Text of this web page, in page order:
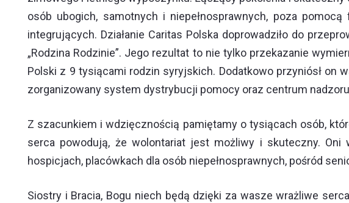
osób ubogich, samotnych i niepełnosprawnych, poza
integrujących. Działanie Caritas Polska doprowadziło do
„Rodzina Rodzinie”. Jego rezultat to nie tylko przekazanie
Polski z 9 tysiącami rodzin syryjskich. Dodatkowo przyniósł on
zorganizowany system dystrybucji pomocy oraz centrum
Z szacunkiem i wdzięcznością pamiętamy o tysiącach osób,
serca powodują, że wolontariat jest możliwy i skuteczny.
hospicjach, placówkach dla osób niepełnosprawnych, pośród
Siostry i Bracia, Bogu niech będą dzięki za wasze wrażliwe